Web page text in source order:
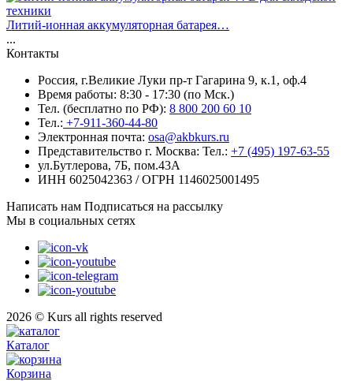
Литий-ионная аккумуляторная батарея…
...
Контакты
Россия, г.Великие Луки пр-т Гагарина 9, к.1, оф.4
Время работы: 8:30 - 17:30 (по Мск.)
Тел. (бесплатно по РФ): 8 800 200 60 10
Тел.: +7-911-360-44-80
Электронная почта: osa@akbkurs.ru
Представительство г. Москва: Тел.: +7 (495) 197-63-55
ул.Бутлерова, 7Б, пом.43А
ИНН 6025042363 / ОГРН 1146025001495
Написать нам Подписаться на рассылку
Мы в социальных сетях
2026 © Kurs all rights reserved
Каталог
Корзина